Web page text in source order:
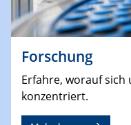
Forschung
Erfahre, worauf sich
konzentriert.